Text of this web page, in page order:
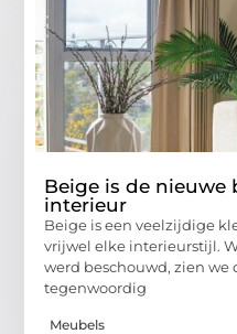
Beige is de nieuwe
interieur
Beige is een veelzijdige
vrijwel elke interieurstijl.
werd beschouwd, zien we
tegenwoordig
Meubels